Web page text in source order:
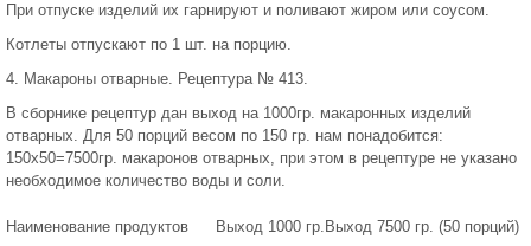
При отпуске изделий их гарнируют и поливают жиром или соусом.
Котлеты отпускают по 1 шт. на порцию.
4. Макароны отварные. Рецептура № 413.
В сборнике рецептур дан выход на 1000гр. макаронных изделий
отварных. Для 50 порций весом по 150 гр. нам понадобится:
150х50=7500гр. макаронов отварных, при этом в рецептуре не указано
необходимое количество воды и соли.
Наименование продуктов Выход 1000 гр. Выход 7500 гр. (50 порций)